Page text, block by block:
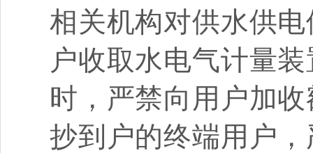
相关机构对供水供
户收取水电气计量
时，严禁向用户加
抄到户的终端用户